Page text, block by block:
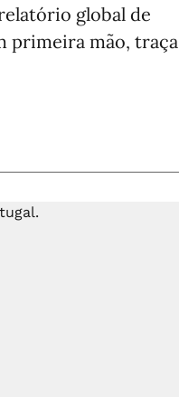
global de
primeira mão, traça